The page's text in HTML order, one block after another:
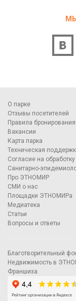
О парке
Отзывы посетителей
Правила бронирования
Вакансии
Карта парка
Техническая
Согласие на
Санитарно-
Про ЭТНОМИР
СМИ о нас
Площадки ЭТНОМИРа
Медиатека
Статьи
Вопросы и ответы
Благотворительный
Недвижимость в
Франшиза